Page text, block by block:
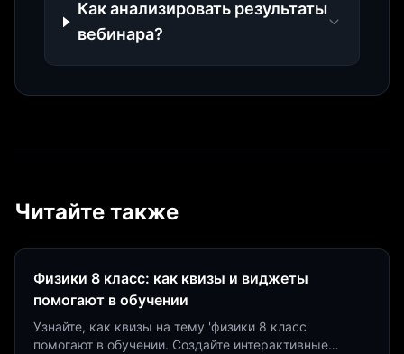
Как анализировать результаты
вебинара?
Читайте также
Физики 8 класс: как квизы и виджеты
помогают в обучении
Узнайте, как квизы на тему 'физики 8 класс'
помогают в обучении. Создайте интерактивные